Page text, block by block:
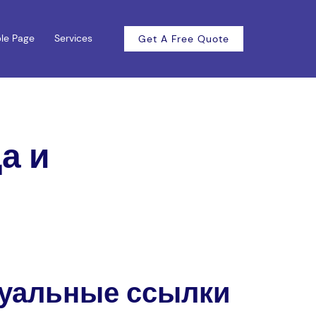
Page Services Get A Free Quote
и
ссылки